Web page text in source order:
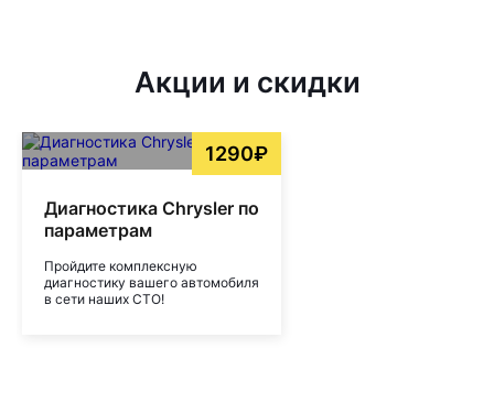
Акции и скидки
1290₽
Диагностика Chrysler по
параметрам
Пройдите комплексную
диагностику вашего автомобиля
в сети наших СТО!